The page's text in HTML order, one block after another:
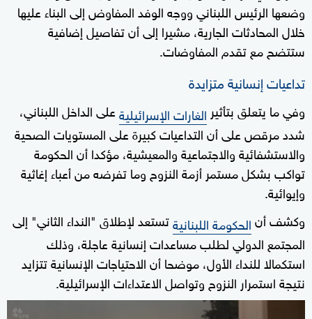
وضعها الرئيس اللبناني ووجه الوفد المفاوض إلى البناء عليها
خلال المحادثات الجارية، مشيرا إلى أن تفاصيل إضافية
ستتضح مع تقدم المفاوضات.
تداعيات إنسانية متزايدة
وفي ما يتعلق بتأثير الغارات الإسرائيليةعلى الداخل اللبناني،
شدد مرقص على أن التداعيات كبيرة على المستويات الصحية
والاستشفائية والاجتماعية والمعيشية، مؤكدا أن الحكومة
تواكب بشكل مستمر أزمة النزوح وما تفرضه من أعباء إغاثية
وإيوائية.
وكشف أنالحكومة اللبنانيةتستعد لإطلاق "النداء الثاني" إلى
المجتمع الدولي لطلب مساعدات إنسانية عاجلة، وذلك
استكمالا للنداء الأول، موضحا أن الاحتياجات الإنسانية تتزايد
نتيجة استمرار النزوح وتواصل الاعتداءات الإسرائيلية.